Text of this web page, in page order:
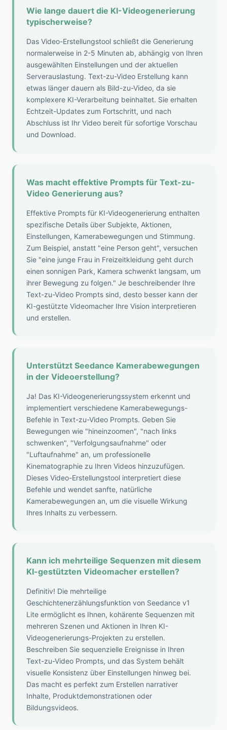
Wie lange dauert die KI-Videogenerierung
typischerweise?
Das Video-Erstellungstool schließt die Generierung
normalerweise in 2-5 Minuten ab, abhängig von Ihren
ausgewählten Einstellungen und der aktuellen
Serverauslastung. Text-zu-Video Erstellung kann
etwas länger dauern als Bild-zu-Video, da sie
komplexere KI-Verarbeitung beinhaltet. Sie erhalten
Echtzeit-Updates zum Fortschritt, und nach
Abschluss ist Ihr Video bereit für sofortige Vorschau
und Download.
Was macht effektive Prompts für Text-zu-
Video Generierung aus?
Effektive Prompts für KI-Videogenerierung enthalten
spezifische Details über Subjekte, Aktionen,
Einstellungen, Kamerabewegungen und Stimmung.
Zum Beispiel, anstatt "eine Person geht", versuchen
Sie "eine junge Frau in Freizeitkleidung geht durch
einen sonnigen Park, Kamera schwenkt langsam, um
ihrer Bewegung zu folgen." Je beschreibender Ihre
Text-zu-Video Prompts sind, desto besser kann der
KI-gestützte Videomacher Ihre Vision interpretieren
und erstellen.
Unterstützt Seedance Kamerabewegungen
in der Videoerstellung?
Ja! Das KI-Videogenerierungssystem erkennt und
implementiert verschiedene Kamerabewegungs-
Befehle in Text-zu-Video Prompts. Geben Sie
Bewegungen wie "hineinzoomen", "nach links
schwenken", "Verfolgungsaufnahme" oder
"Luftaufnahme" an, um professionelle
Kinematographie zu Ihren Videos hinzuzufügen.
Dieses Video-Erstellungstool interpretiert diese
Befehle und wendet sanfte, natürliche
Kamerabewegungen an, um die visuelle Wirkung
Ihres Inhalts zu verbessern.
Kann ich mehrteilige Sequenzen mit diesem
KI-gestützten Videomacher erstellen?
Definitiv! Die mehrteilige
Geschichtenerzählungsfunktion von Seedance v1
Lite ermöglicht es Ihnen, kohärente Sequenzen mit
mehreren Szenen und Aktionen in Ihren KI-
Videogenerierungs-Projekten zu erstellen.
Beschreiben Sie sequenzielle Ereignisse in Ihren
Text-zu-Video Prompts, und das System behält
visuelle Konsistenz über Einstellungen hinweg bei.
Das macht es perfekt zum Erstellen narrativer
Inhalte, Produktdemonstrationen oder
Bildungsvideos.